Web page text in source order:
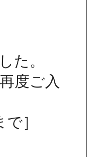
た。
度ご入
］